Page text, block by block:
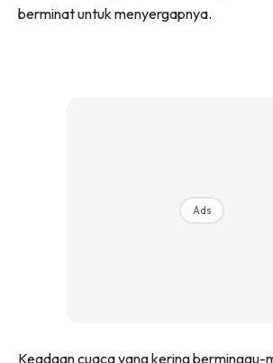
berminat untuk menyergapnya.
Ads
Keadaan cuaca yang kering berminggu-